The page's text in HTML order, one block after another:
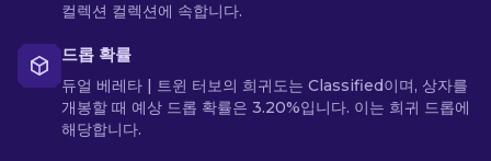
컬렉션 컬렉션에 속합니다.
드롭 확률
듀얼 베레타 | 트윈 터보의 희귀도는 Classified이며, 상자를
개봉할 때 예상 드롭 확률은 3.20%입니다. 이는 희귀 드롭에
해당합니다.